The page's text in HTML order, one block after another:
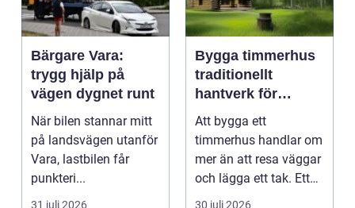
Bärgare Vara:
trygg hjälp på
vägen dygnet runt
När bilen stannar mitt
på landsvägen utanför
Vara, lastbilen får
punkteri...
31 juli 2026
Bygga timmerhus
traditionellt
hantverk för
moderna behov
Att bygga ett
timmerhus handlar om
mer än att resa väggar
och lägga ett tak. Ett
timmerhus är ett lå...
30 juli 2026